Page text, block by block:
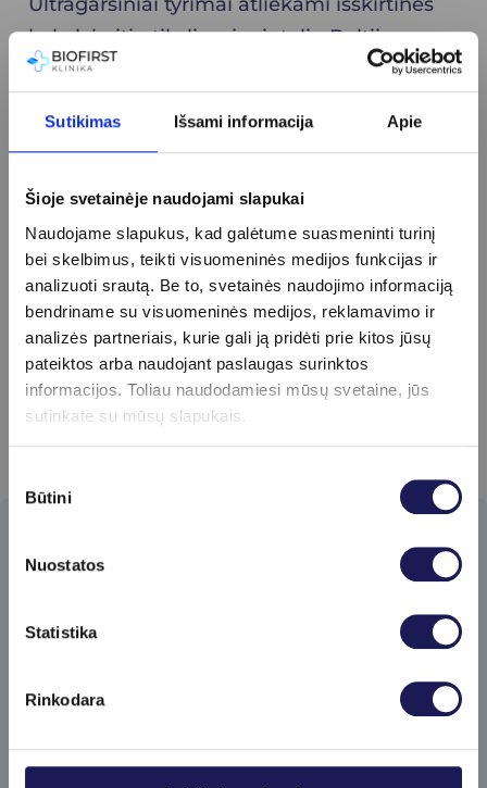
Sutikimas Išsami informacija Apie
Šioje svetainėje naudojami slapukai
Naudojame slapukus, kad galėtume suasmeninti turinį
bei skelbimus, teikti visuomeninės medijos funkcijas ir
analizuoti srautą. Be to, svetainės naudojimo informaciją
bendriname su visuomeninės medijos, reklamavimo ir
analizės partneriais, kurie gali ją pridėti prie kitos jūsų
pateiktos arba naudojant paslaugas surinktos
informacijos. Toliau naudodamiesi mūsų svetaine, jūs
sutinkate su mūsų slapukais.
pasirinkimas
Būtini
Nuostatos
Statistika
Rinkodara
kokybės itin tiksliu, vieninteliu Baltijos
šalyse, naujausiu PREMIUM klasės
Daugiau informacijos apie klinikoje
kainas, rasitečia.
Gydytojų endokrinologų sąrašą rasitečia
Kitos klinikoje gydytojų edokrinologų
atliekamos paslaugos:
Skydliaukės ligų tyrimo programa
Prenumeruokite
Pirmieji gaukite specialius klinikos